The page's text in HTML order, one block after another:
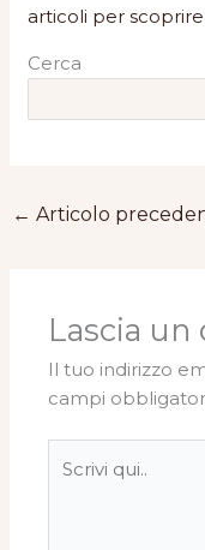
articoli per
Cerca
← Articolo
Lascia
Il tuo indirizzo
campi
qui..